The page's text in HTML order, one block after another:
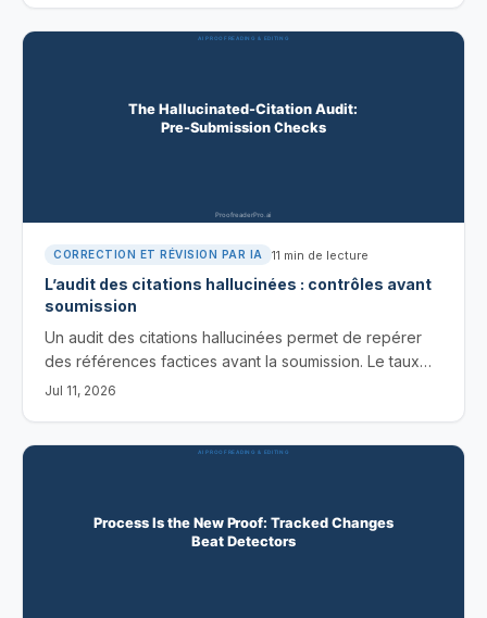
CORRECTION ET RÉVISION PAR IA 11 min de lecture
L’audit des citations hallucinées : contrôles avant
soumission
Un audit des citations hallucinées permet de repérer
des références factices avant la soumission. Le taux
PubMed de 1 sur 277, un workflow en quatre bases de
Jul 11, 2026